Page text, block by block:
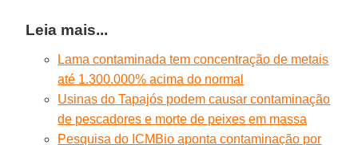
Leia mais...
Lama contaminada tem concentração de metais
até 1.300.000% acima do normal
Usinas do Tapajós podem causar contaminação
de pescadores e morte de peixes em massa
Pesquisa do ICMBio aponta contaminação por